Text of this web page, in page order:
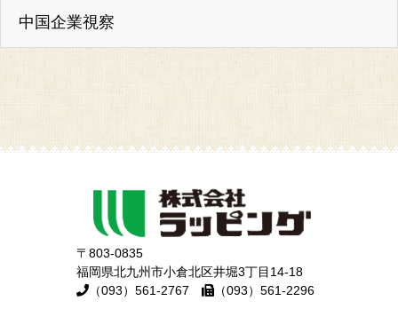
中国企業視察
〒803-0835
福岡県北九州市小倉北区井堀3丁目14-18
（093）561-2767
（093）561-2296